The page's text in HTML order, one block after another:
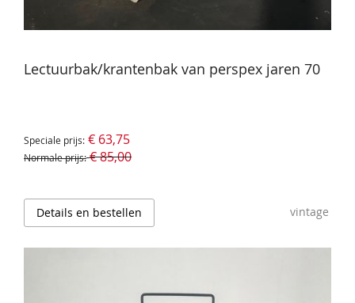
Lectuurbak/krantenbak van perspex jaren 70
Speciale prijs € 63,75
Normale prijs € 85,00
Details en bestellen vintage